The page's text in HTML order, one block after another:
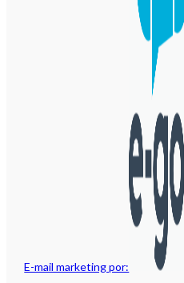
E-mail marketing por: